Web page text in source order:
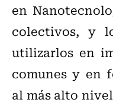
en
colectivos, y
utilizarlos en
comunes y en
al más alto